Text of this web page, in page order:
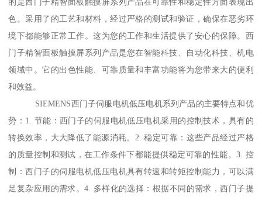
的是西门子精智面板触摸屏系列产品在可靠性和稳定性方面表现出
色。采用了的工艺和材料，经过严格的测试和验证，确保在恶劣环
境下都能够正常工作。这为您的工作和生活提供了安心的保障。西
门子精智面板触摸屏系列产品是您在智能科技、自动化科技、机电
领域中。它的出色性能、可靠质量和丰富功能将为您带来大的便利
和效益。
SIEMENS西门子伺服电机低压电机系列产品的主要特点和优
势：1. 节能：西门子的伺服电机低压电机采用的控制技术，具有的
转换效率，大大降低了能源消耗。2. 稳定可靠：这些产品经过严格
的质量控制和测试，在工作条件下都能提供稳定可靠的性能。3. 控
制：西门子的伺服电机低压电机具有转速和转矩控制能力，可以满
足复杂应用的需求。4. 多样化的选择：根据不同的需求，西门子提